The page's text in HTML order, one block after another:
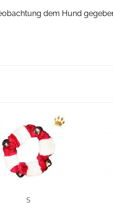
dem Hund
S